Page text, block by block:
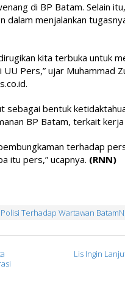
di BP Batam. Selain
dalam menjalankan
kita terbuka untuk
Pers,” ujar Muhammad
sebagai bentuk
BP Batam, terkait kerja
terhadap
itu pers,” ucapnya. (RNN)
Terhadap Wartawan
Lis Ingin